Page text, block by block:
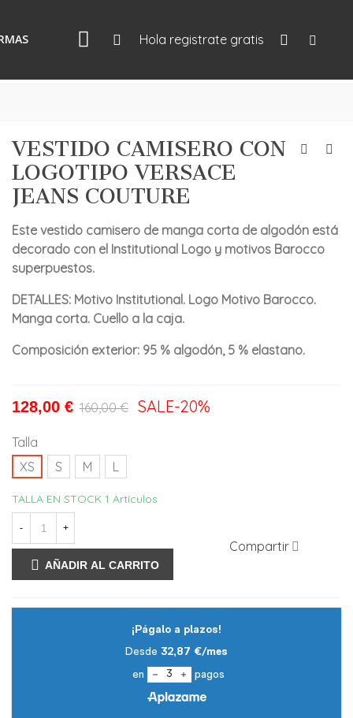
Hola registrate gratis
VESTIDO CAMISERO CON
LOGOTIPO VERSACE
JEANS COUTURE
Este vestido camisero de manga corta de algodón está
decorado con el Institutional Logo y motivos Barocco
superpuestos.
DETALLES: Motivo Institutional. Logo Motivo Barocco.
Manga corta. Cuello a la caja.
Composición exterior: 95 % algodón, 5 % elastano.
128,00 € 160,00 € SALE-20%
Talla
XS
S M L
TALLA EN STOCK 1 Artículos
- +
AÑADIR AL CARRITO
Compartir